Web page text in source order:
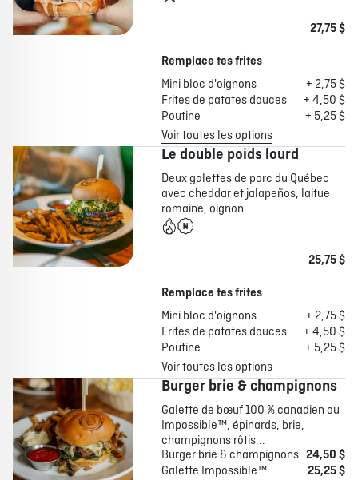
27,75 $
Remplace tes frites
Mini bloc d'oignons
+ 2,75 $
Frites de patates douces
+ 4,50 $
Poutine
+ 5,25 $
Voir toutes les options
Le double poids lourd
Deux galettes de porc du Québec
avec cheddar et jalapeños, laitue
romaine, oignon...
25,75 $
Remplace tes frites
Mini bloc d'oignons
+ 2,75 $
Frites de patates douces
+ 4,50 $
Poutine
+ 5,25 $
Voir toutes les options
Burger brie & champignons
Galette de bœuf 100 % canadien ou
Impossible™, épinards, brie,
champignons rôtis...
Burger brie & champignons 24,50 $
Galette Impossible™
25,25 $